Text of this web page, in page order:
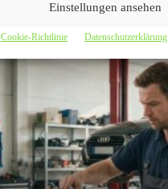
Einstellungen ansehen
Cookie-Richtlinie Datenschutzerklärung